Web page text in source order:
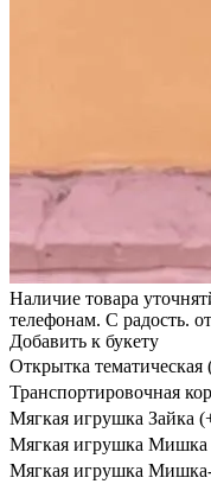
Наличие товара
телефонам. С радость.
Добавить к букету
Открытка тематическая
Транспортировочная
Мягкая игрушка Зайка
Мягкая игрушка Мишка
Мягкая игрушка